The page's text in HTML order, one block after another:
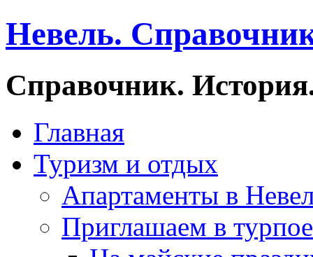
Невель.
Справочник.
Главная
Туризм и отдых
Апартаменты в
Приглашаем в